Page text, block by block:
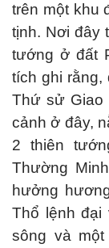
trên một khu
tịnh. Nơi đây
tướng ở đất
tích ghi
Thứ sử Giao
cảnh ở đây,
2 thiên
Thường
hưởng
Thổ lệnh
sông và